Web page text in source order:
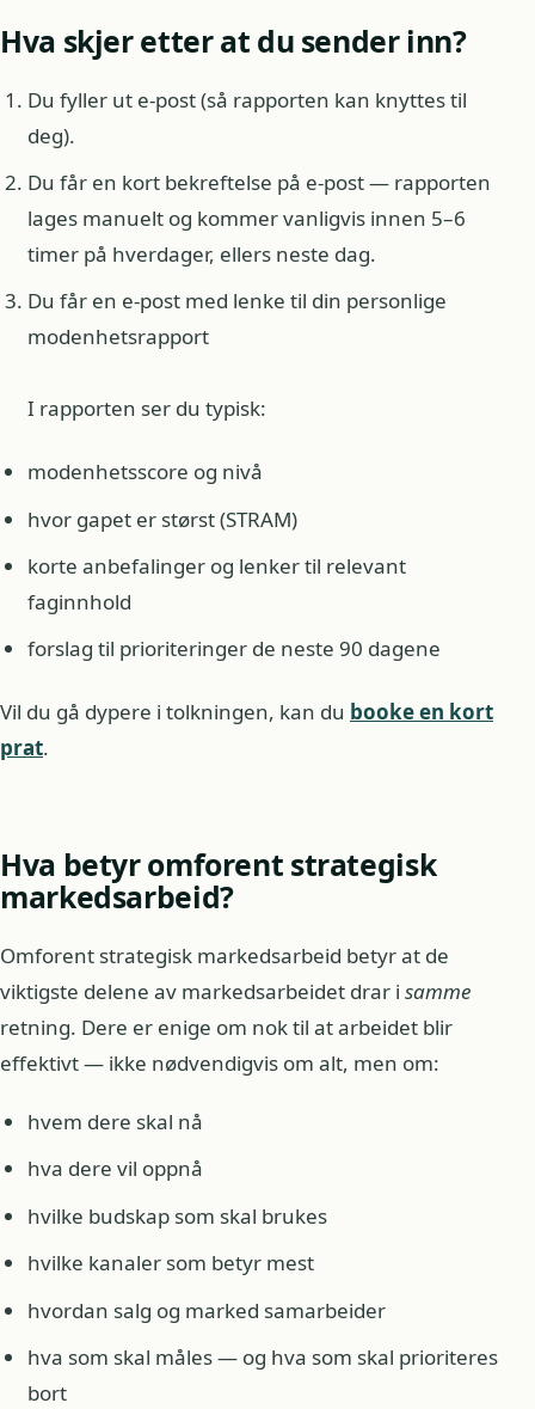
Hva skjer etter at du sender inn?
Du fyller ut e-post (så rapporten kan knyttes til
deg).
Du får en kort bekreftelse på e-post — rapporten
lages manuelt og kommer vanligvis innen 5–6
timer på hverdager, ellers neste dag.
Du får en e-post med lenke til din personlige
modenhetsrapport
I rapporten ser du typisk:
modenhetsscore og nivå
hvor gapet er størst (STRAM)
korte anbefalinger og lenker til relevant
faginnhold
forslag til prioriteringer de neste 90 dagene
Vil du gå dypere i tolkningen, kan du booke en kort
prat.
Hva betyr omforent strategisk
markedsarbeid?
Omforent strategisk markedsarbeid betyr at de
viktigste delene av markedsarbeidet drar i samme
retning. Dere er enige om nok til at arbeidet blir
effektivt — ikke nødvendigvis om alt, men om:
hvem dere skal nå
hva dere vil oppnå
hvilke budskap som skal brukes
hvilke kanaler som betyr mest
hvordan salg og marked samarbeider
hva som skal måles — og hva som skal prioriteres
bort